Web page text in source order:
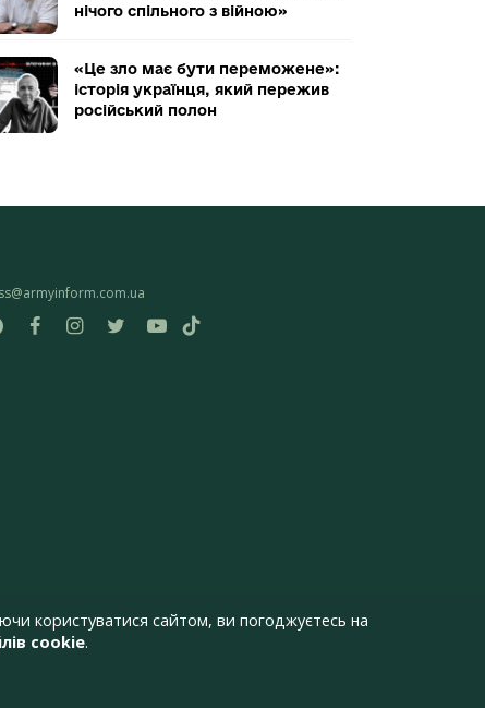
нічого спільного з війною»
«Це зло має бути переможене»:
історія українця, який пережив
російський полон
користуватися сайтом, ви погоджуєтесь на
cookie.